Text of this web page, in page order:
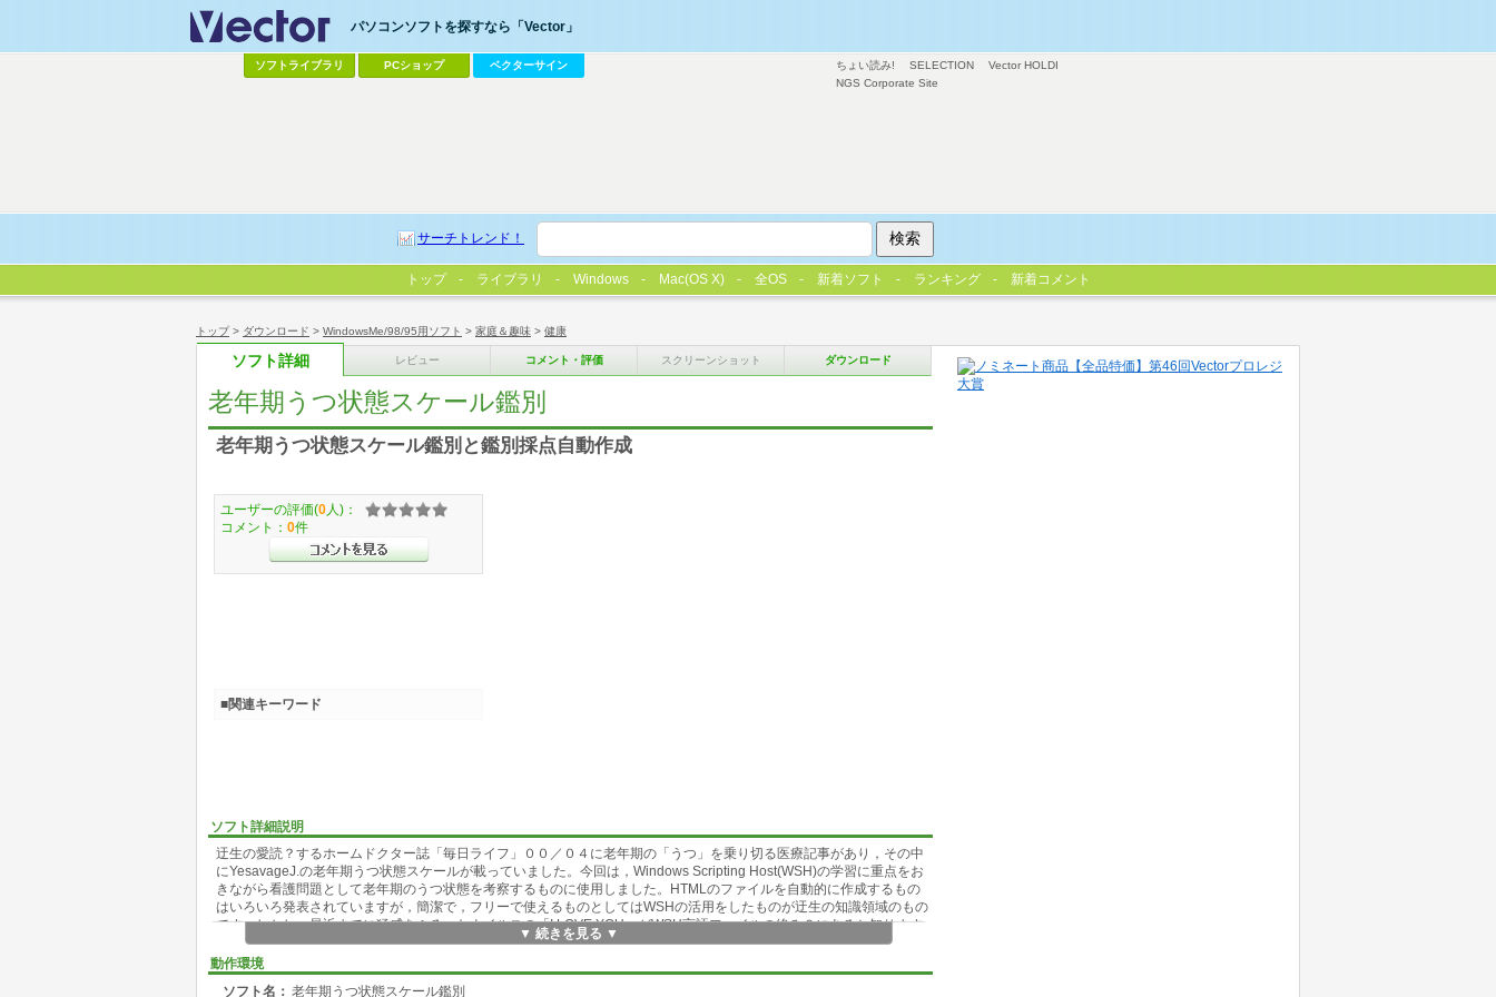
トップ> ダウンロード > WindowsMe/98/95用ソフト > 家庭＆趣味 > 健康
ソフト詳細 レビュー コメント・評価 スクリーンショット ダウンロード
老年期うつ状態スケール鑑別
老年期うつ状態スケール鑑別と鑑別採点自動作成
ソフト詳細説明
迂生の愛読？するホームドクター誌「毎日ライフ」００／０４に老年期の「うつ」を乗り切る医療記事があり，その中
にYesavageJ.の老年期うつ状態スケールが載っていました。今回は，Windows Scripting Host(WSH)の学習に重点をお
きながら看護問題として老年期のうつ状態を考察するものに使用しました。HTMLのファイルを自動的に作成するもの
はいろいろ発表されていますが，簡潔で，フリーで使えるものとしてはWSHの活用をしたものが迂生の知識領域のもの
です。しかし，最近までに猛威をふるったウイルスの「I LOVE YOU」がWSH言語ファイルの絡み？にあると知ります
と，Windows上でのバッチ処理(一連の作業を自動的に行う処理)も使い方を誤ると大変なものを生み出します。WINDO
WS98にはスクリプトエンジンは標準マウントされていますが，WINDOWS95は，(http://www.microsoft.com/msdounloa
d/vbscript/scripting.asp)からWindows
▼ 続きを見る ▼
動作環境
ソフト名： 老年期うつ状態スケール鑑別
ユーザーの評価(0 人)：
コメント： 0件
■関連キーワード
ちょい読み! SELECTION
Vector HOLDI
NGS Corporate Site
パソコンソフトを探すなら「Vector」
ソフトライブラリ PCショップ ベクターサイン
サーチトレンド！
トップ ライブラリ Windows Mac(OS X) 全OS 新着ソフト ランキング 新着コメント